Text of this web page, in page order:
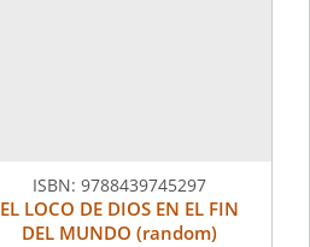
ISBN: 9788439745297
EL LOCO DE DIOS EN EL FIN
DEL MUNDO (random)